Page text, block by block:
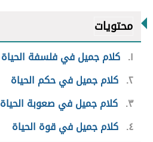
محتويات
١ كلام جميل في فلسفة الحياة
٢ كلام جميل في حكم الحياة
٣ كلام جميل في صعوبة الحياة
٤ كلام جميل في قوة الحياة